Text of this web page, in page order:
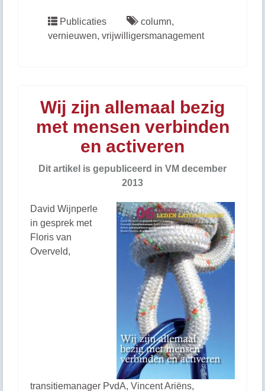
Publicaties column,
vernieuwen, vrijwilligersmanagement
Wij zijn allemaal bezig
met mensen verbinden
en activeren
Dit artikel is gepubliceerd in VM december
2013
David Wijnperle
in gesprek met
Floris van
Overveld,
transitiemanager PvdA, Vincent Ariëns,